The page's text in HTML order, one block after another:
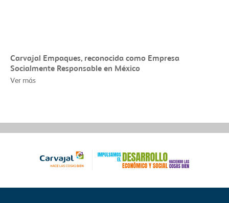
Carvajal Empaques, reconocida como Empresa
Socialmente Responsable en México
Ver más